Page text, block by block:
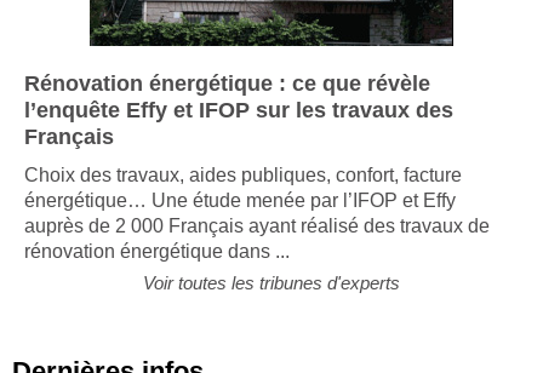
Rénovation énergétique : ce que révèle
l’enquête Effy et IFOP sur les travaux des
Français
Choix des travaux, aides publiques, confort, facture
énergétique… Une étude menée par l’IFOP et Effy
auprès de 2 000 Français ayant réalisé des travaux de
rénovation énergétique dans ...
Voir toutes les tribunes d'experts